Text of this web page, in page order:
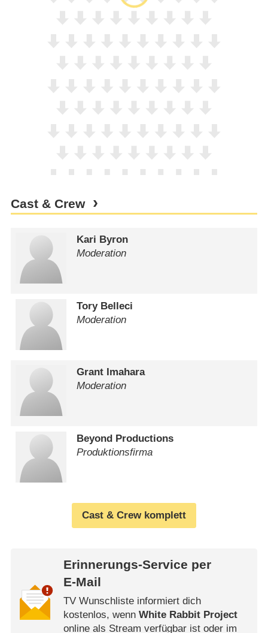
Cast & Crew
Kari Byron
Moderation
Tory Belleci
Moderation
Grant Imahara
Moderation
Beyond Productions
Produktionsfirma
Cast & Crew komplett
Erinnerungs-Service per
E-Mail
TV Wunschliste informiert dich
kostenlos, wenn White Rabbit Project
online als Stream verfügbar ist oder im